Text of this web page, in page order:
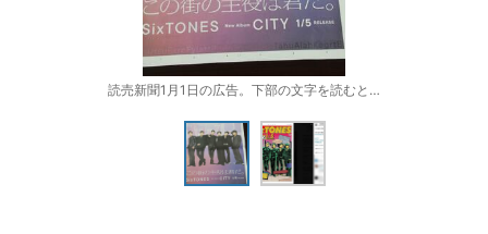
読売新聞1月1日の広告。下部の文字を読むと…